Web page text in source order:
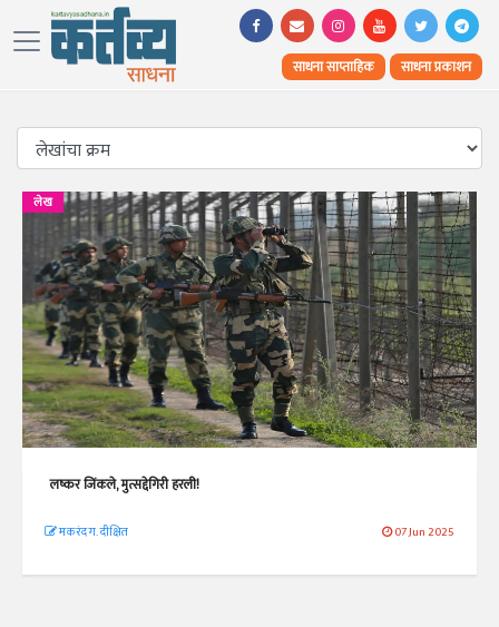
साधना साप्ताहिक साधना प्रकाशन
लेख
लष्कर जिंकले, मुत्सद्देगिरी हरली!
मकरंद ग. दीक्षित 07 Jun 2025